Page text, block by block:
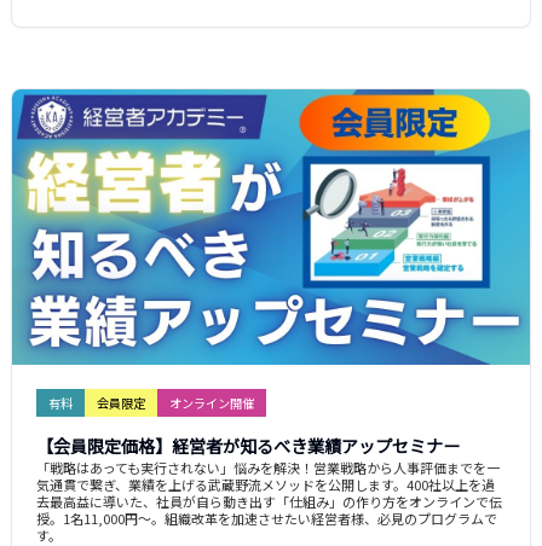
有料 会員限定 オンライン開催
【会員限定価格】経営者が知るべき業績アップセミナー
「戦略はあっても実行されない」悩みを解決！営業戦略から人事評価までを一
気通貫で繋ぎ、業績を上げる武蔵野流メソッドを公開します。400社以上を過
去最高益に導いた、社員が自ら動き出す「仕組み」の作り方をオンラインで伝
授。1名11,000円〜。組織改革を加速させたい経営者様、必見のプログラムで
す。